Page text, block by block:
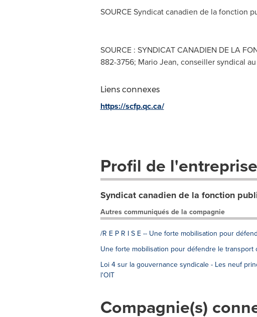
SOURCE Syndicat canadien de la fonction
SOURCE : SYNDICAT CANADIEN DE LA
882-3756; Mario Jean, conseiller syndical au
Liens connexes
https://scfp.qc.ca/
Profil de l'entreprise
Syndicat canadien de la fonction
Autres communiqués de la compagnie
/R E P R I S E -- Une forte mobilisation pour
Une forte mobilisation pour défendre le transport
Loi 4 sur la gouvernance syndicale - Les neuf
l'OIT
Compagnie(s)